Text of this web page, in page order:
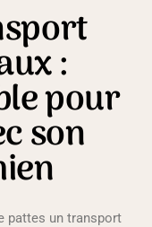
:
pour
son
pattes un transport